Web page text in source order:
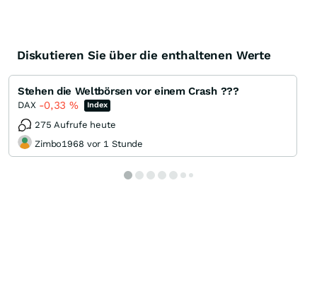
Diskutieren Sie über die enthaltenen Werte
Stehen die Weltbörsen vor einem Crash ???
DAX -0,33 % Index
275 Aufrufe heute
Zimbo1968 vor 1 Stunde